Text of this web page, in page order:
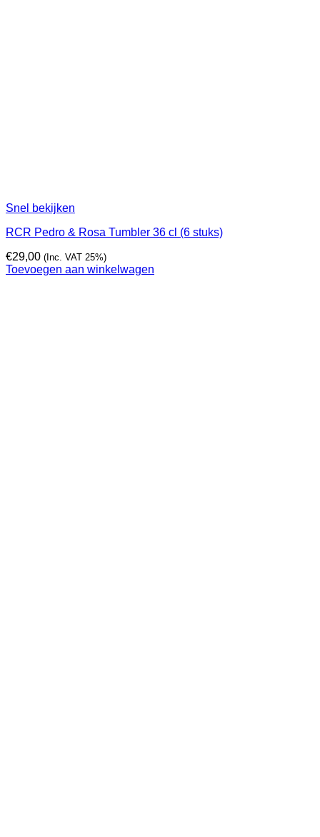
Snel bekijken
RCR Pedro & Rosa Tumbler 36 cl (6 stuks)
€29,00 (Inc. VAT 25%)
Toevoegen aan winkelwagen